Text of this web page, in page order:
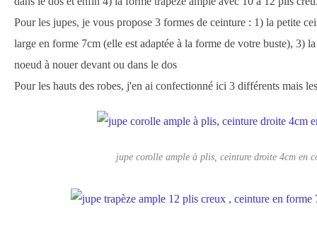
Pour les jupes, je vous propose 3 formes de ceinture : 1) la petite
large en forme 7cm (elle est adaptée à la forme de votre buste), 3)
noeud à nouer devant ou dans le dos
Pour les hauts des robes, j'en ai confectionné ici 3 différents mais
jupe corolle ample à plis, ceinture droite 4cm en